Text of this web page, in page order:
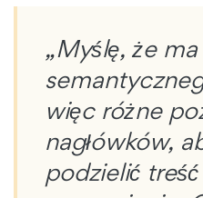
„Myślę, że
więc różne
nagłówków,
podzielić